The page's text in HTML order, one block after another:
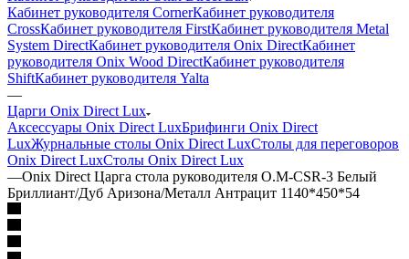
Кабинет руководителя CornerКабинет руководителя
CrossКабинет руководителя FirstКабинет руководителя Metal
System DirectКабинет руководителя Onix DirectКабинет
руководителя Onix Wood DirectКабинет руководителя
ShiftКабинет руководителя Yalta
—
Царги Onix Direct Lux
Аксессуары Onix Direct LuxБрифинги Onix Direct
LuxЖурнальные столы Onix Direct LuxСтолы для переговоров
Onix Direct LuxСтолы Onix Direct Lux
—Onix Direct Царга стола руководителя O.M-CSR-3 Белый
Бриллиант/Дуб Аризона/Металл Антрацит 1140*450*54